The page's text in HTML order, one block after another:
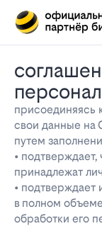
соглашение на обработку
присоединяясь
свои данные на
путем
•
принадлежат
• подтверждает
в полном
обработки его